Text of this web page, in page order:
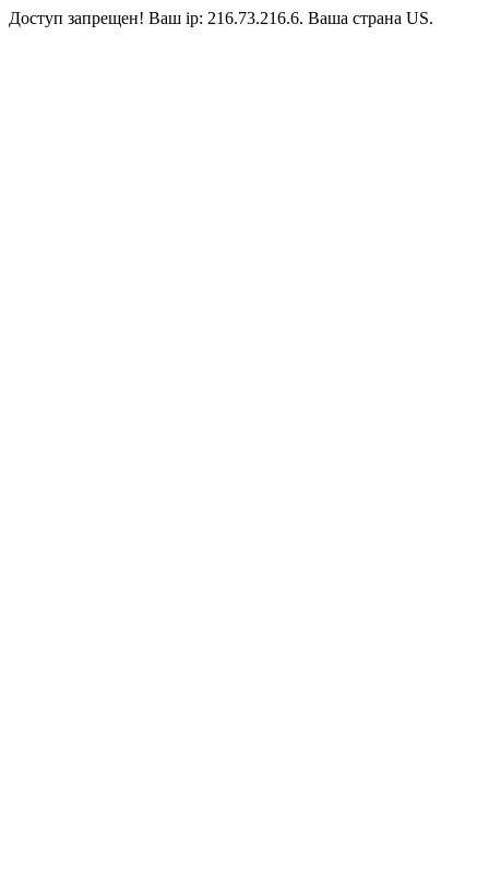
Доступ запрещен! Ваш ip: 216.73.216.6. Ваша страна US.